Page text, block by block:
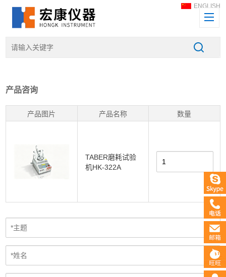
ENGLISH
产品咨询
产品图片 产品名称
TABER磨耗试验
机HK-322A
数量